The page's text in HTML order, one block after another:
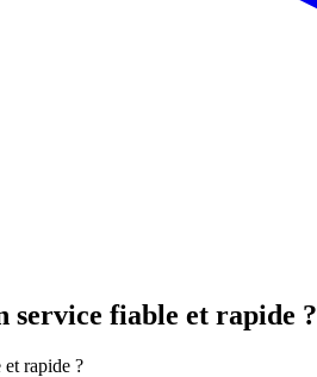
fiable et rapide ?
rapide ?